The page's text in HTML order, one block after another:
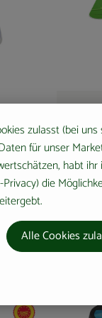
, Preis:
3,20 €
, Herkunft:
, EU Herkunft:
hinzufügen
zulasst (bei uns
für unser
habt ihr
die
Alle Cookies